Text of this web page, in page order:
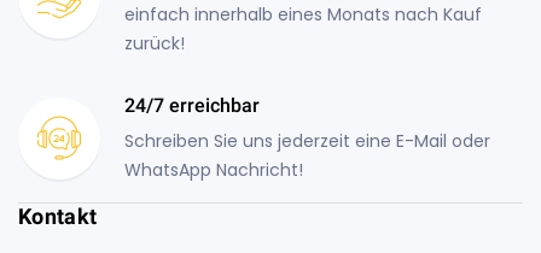
einfach innerhalb eines Monats nach Kauf
zurück!
24/7 erreichbar
Schreiben Sie uns jederzeit eine E-Mail oder
WhatsApp Nachricht!
Kontakt